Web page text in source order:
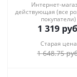
Интернет-
действующая (все
покупатели)
1 319
Старая цена
1 648.75